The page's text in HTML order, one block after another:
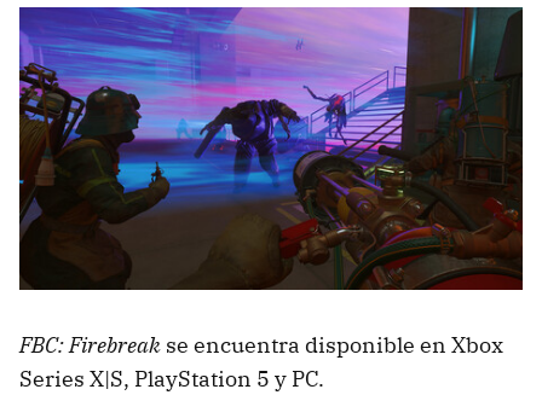
FBC: Firebreak se encuentra disponible en Xbox
Series X|S, PlayStation 5 y PC.